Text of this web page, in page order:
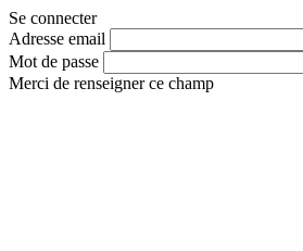
Aller
au
contenu
Aller
au
menu
Se connecter
Adresse email
Mot de passe
Merci de renseigner ce champ